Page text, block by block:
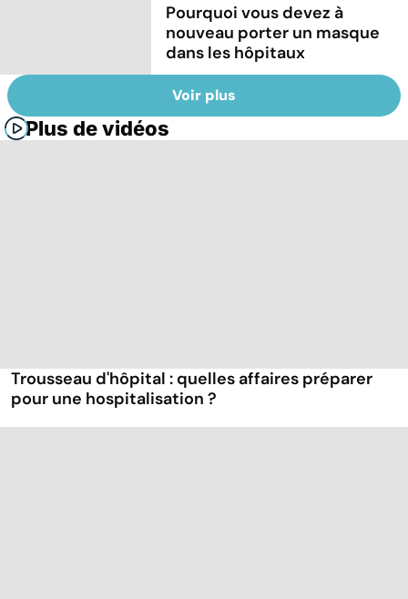
Pourquoi vous devez à
nouveau porter un masque
dans les hôpitaux
Voir plus
Plus de vidéos
Trousseau d'hôpital : quelles affaires préparer
pour une hospitalisation ?